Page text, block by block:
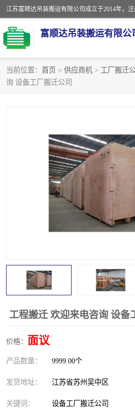
富顺达吊装搬运有限公
当前位置： 首页 > 供应商机 > 工厂搬迁
询 设备工厂搬迁公司
工程搬迁 欢迎来电咨询 设备
价格： 面议
产品数量： 9999.00个
发货地址： 江苏省苏州吴中区
关键词： 设备工厂搬迁公司
苏州设备搬运吊装服务
设备定位移位 起
工厂设备搬运
吊车出租租赁服务